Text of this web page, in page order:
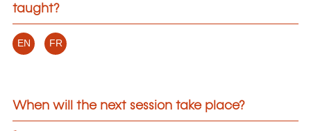
taught?
EN FR
When will the next session take place?